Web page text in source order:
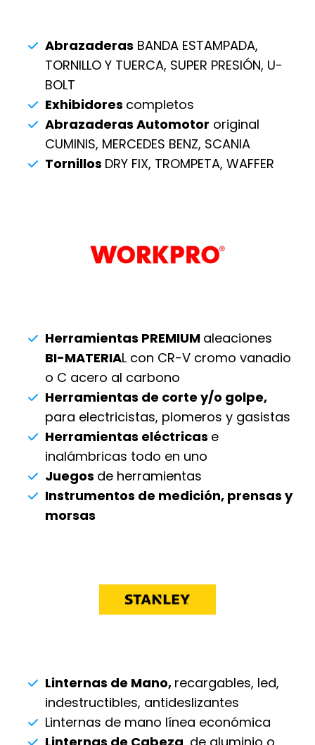
Abrazaderas BANDA ESTAMPADA,
TORNILLO Y TUERCA, SUPER PRESIÓN, U-
BOLT
Exhibidores completos
Abrazaderas Automotor original
CUMINIS, MERCEDES BENZ, SCANIA
Tornillos DRY FIX, TROMPETA, WAFFER
Herramientas PREMIUM aleaciones
BI-MATERIAL con CR-V cromo vanadio
o C acero al carbono
Herramientas de corte y/o golpe,
para electricistas, plomeros y gasistas
Herramientas eléctricas e
inalámbricas todo en uno
Juegos de herramientas
Instrumentos de medición, prensas y
morsas
Linternas de Mano, recargables, led,
indestructibles, antideslizantes
Linternas de mano línea económica